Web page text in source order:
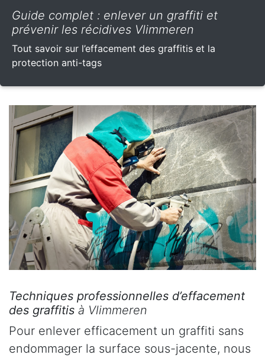
Guide complet : enlever un graffiti et
prévenir les récidives Vlimmeren
Tout savoir sur l’effacement des graffitis et la
protection anti-tags
Techniques professionnelles d’effacement
des graffitis à Vlimmeren
Pour enlever efficacement un graffiti sans
endommager la surface sous-jacente, nous